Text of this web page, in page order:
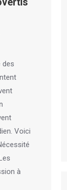
des
Voici
à